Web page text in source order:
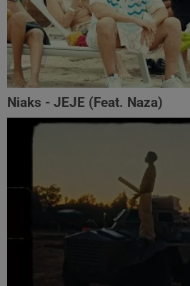
Niaks - JEJE (Feat. Naza)